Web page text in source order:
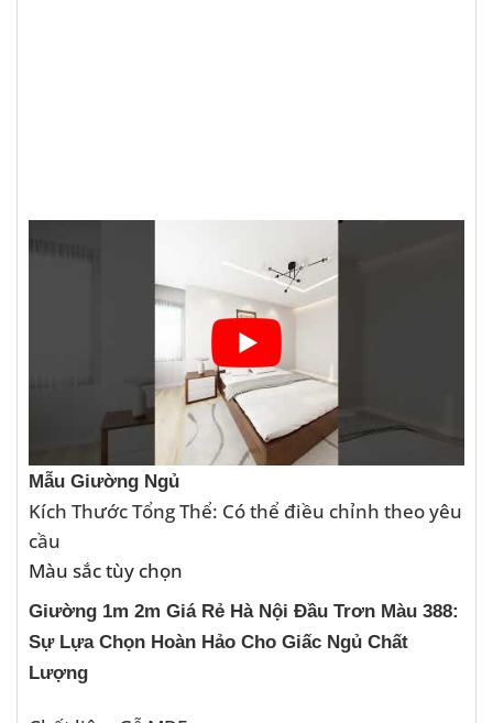
Mẫu Giường Ngủ
Kích Thước Tổng Thể: Có thể điều chỉnh theo yêu
cầu
Màu sắc tùy chọn
Giường 1m 2m Giá Rẻ Hà Nội Đầu Trơn Màu 388:
Sự Lựa Chọn Hoàn Hảo Cho Giấc Ngủ Chất
Lượng